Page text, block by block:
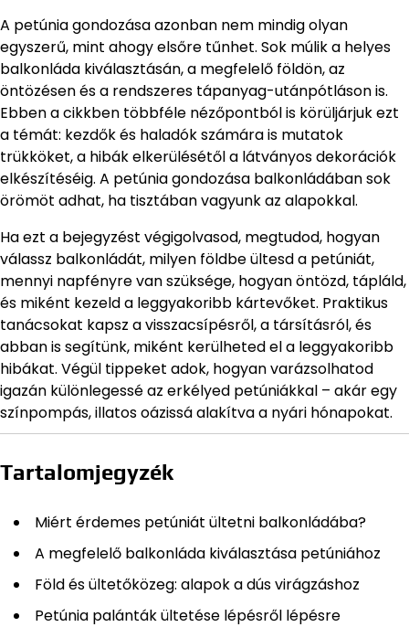
A petúnia gondozása azonban nem mindig olyan
egyszerű, mint ahogy elsőre tűnhet. Sok múlik a helyes
balkonláda kiválasztásán, a megfelelő földön, az
öntözésen és a rendszeres tápanyag-utánpótláson is.
Ebben a cikkben többféle nézőpontból is körüljárjuk ezt
a témát: kezdők és haladók számára is mutatok
trükköket, a hibák elkerülésétől a látványos dekorációk
elkészítéséig. A petúnia gondozása balkonládában sok
örömöt adhat, ha tisztában vagyunk az alapokkal.
Ha ezt a bejegyzést végigolvasod, megtudod, hogyan
válassz balkonládát, milyen földbe ültesd a petúniát,
mennyi napfényre van szüksége, hogyan öntözd, tápláld,
és miként kezeld a leggyakoribb kártevőket. Praktikus
tanácsokat kapsz a visszacsípésről, a társításról, és
abban is segítünk, miként kerülheted el a leggyakoribb
hibákat. Végül tippeket adok, hogyan varázsolhatod
igazán különlegessé az erkélyed petúniákkal – akár egy
színpompás, illatos oázissá alakítva a nyári hónapokat.
Tartalomjegyzék
Miért érdemes petúniát ültetni balkonládába?
A megfelelő balkonláda kiválasztása petúniához
Föld és ültetőközeg: alapok a dús virágzáshoz
Petúnia palánták ültetése lépésről lépésre